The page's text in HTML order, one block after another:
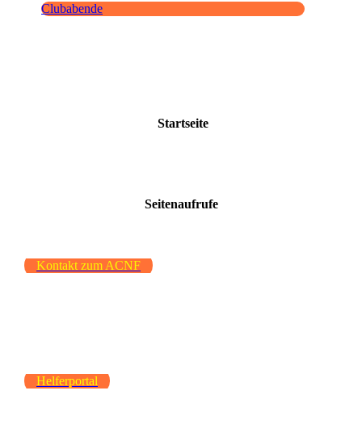
Clubabende
Startseite
Seitenaufrufe
Kontakt zum ACNF
Helferportal